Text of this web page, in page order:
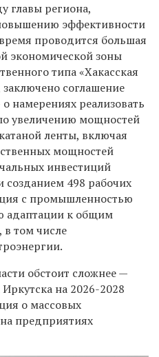
главы региона,
эффективности
проводится большая
экономической зоны
типа «Хакасская
соглашение
реализовать
увеличению мощностей
ленты, включая
мощностей
инвестиций
созданием 498 рабочих
с промышленностью
адаптации к общим
том числе
обстоит сложнее —
на 2026-2028
о массовых
предприятиях